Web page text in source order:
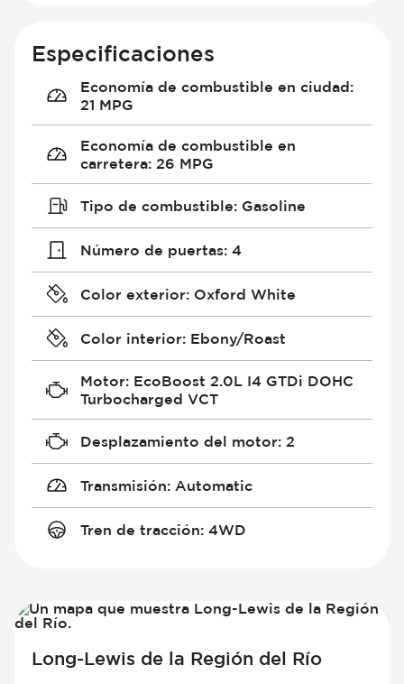
Especificaciones
Economía de combustible en ciudad:
21 MPG
Economía de combustible en
carretera: 26 MPG
Tipo de combustible: Gasoline
Número de puertas: 4
Color exterior: Oxford White
Color interior: Ebony/Roast
Motor: EcoBoost 2.0L I4 GTDi DOHC
Turbocharged VCT
Desplazamiento del motor: 2
Transmisión: Automatic
Tren de tracción: 4WD
Long-Lewis de la Región del Río